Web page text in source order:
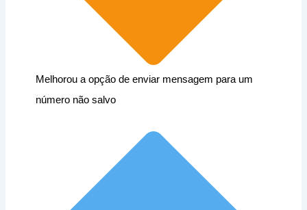
Melhorou a opção de enviar mensagem para um
número não salvo